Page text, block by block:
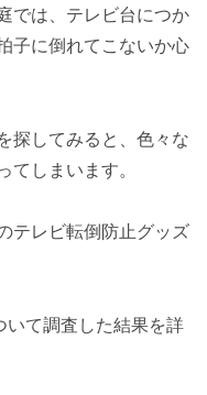
では、テレビ台につか
子に倒れてこないか心
探してみると、色々な
てしまいます。
テレビ転倒防止グッズ
いて調査した結果を詳